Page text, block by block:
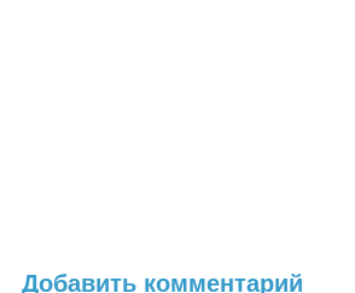
Добавить комментарий